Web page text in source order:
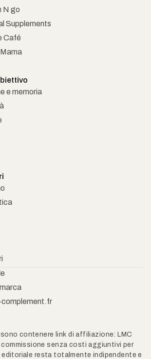
N go
Supplements
Café
e memoria
complement.fr
contenere link di affiliazione: LMC
commissione senza costi aggiuntivi per
editoriale resta totalmente indipendente e